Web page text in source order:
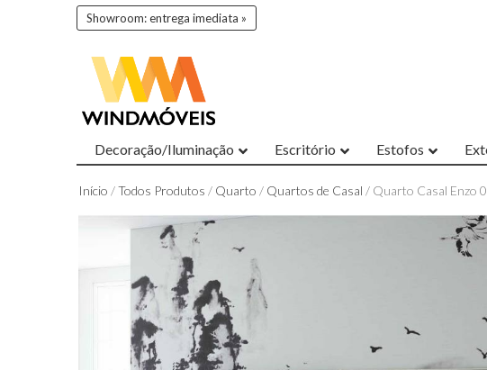
Showroom: entrega imediata »
Decoração/Iluminação Escritório Estofos
Início /Todos Produtos / Quarto / Quartos de Casal / Quarto Casal Enzo